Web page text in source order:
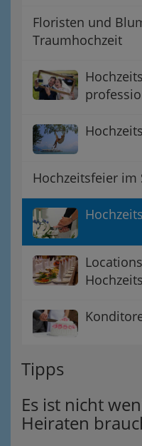
Floristen und
Traumhochzeit
Hochzeitsfeier im
Tipps
Es ist nicht
Heiraten